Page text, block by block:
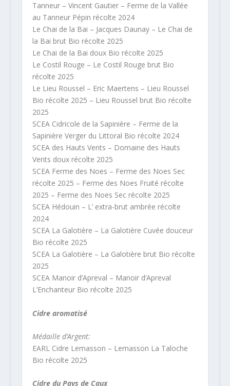
Tanneur – Vincent Gautier – Ferme de la Vallée
au Tanneur Pépin récolte 2024
Le Chai de la Bai – Jacques Daunay – Le Chai de
la Bai brut Bio récolte 2025
Le Chai de la Bai doux Bio récolte 2025
Le Costil Rouge – Le Costil Rouge brut Bio
récolte 2025
Le Lieu Roussel – Eric Maertens – Lieu Roussel
Bio récolte 2025 – Lieu Roussel brut Bio récolte
2025
SCEA Cidricole de la Sapinière – Ferme de la
Sapinière Verger du Littoral Bio récolte 2024
SCEA des Hauts Vents – Domaine des Hauts
Vents doux récolte 2025
SCEA Ferme des Noes – Ferme des Noes Sec
récolte 2025 – Ferme des Noes Fruité récolte
2025 – Ferme des Noes Sec récolte 2025
SCEA Hédouin – L’ extra-brut ambrée récolte
2024
SCEA La Galotière – La Galotière Cuvée douceur
Bio récolte 2025
SCEA La Galotière – La Galotière brut Bio récolte
2025
SCEA Manoir d’Apreval – Manoir d’Apreval
L’Enchanteur Bio récolte 2025
Cidre aromatisé
Médaille d’Argent:
EARL Cidre Lemasson – Lemasson La Taloche
Bio récolte 2025
Cidre du Pays de Caux